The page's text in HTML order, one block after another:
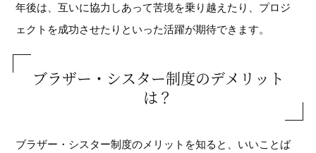
年後は、互いに協力しあって苦境を乗り越えたり、プロジ
ェクトを成功させたりといった活躍が期待できます。
ブラザー・シスター制度のデメリット
は？
ブラザー・シスター制度のメリットを知ると、いいことば